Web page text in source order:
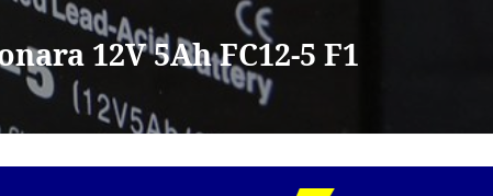
12V 5Ah FC12-5 F1